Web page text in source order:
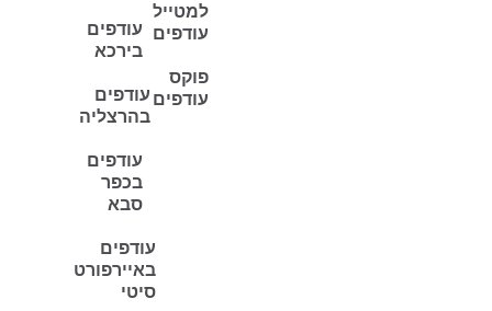
למטייל
עודפים
פוקס
עודפים
עודפים
בירכא
עודפים
בהרצליה
עודפים
בכפר
סבא
עודפים
באיירפורט
סיטי